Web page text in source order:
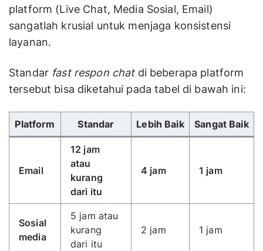
platform (Live Chat, Media Sosial, Email)
sangatlah krusial untuk menjaga konsistensi
layanan.
Standar fast respon chatdi beberapa platform
tersebut bisa diketahui pada tabel di bawah ini:
Gunakan tombol panah kiri/kanan untuk
Platform Standar Lebih Baik Sangat Baik
Email
12 jam
atau
kurang
dari itu
4 jam 1 jam
Sosial
media
5 jam atau
kurang
dari itu
2 jam 1 jam